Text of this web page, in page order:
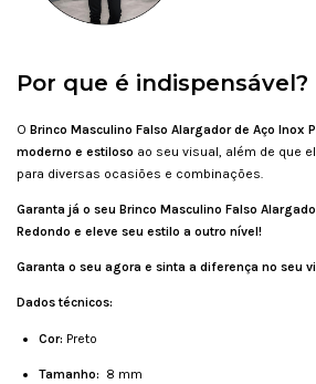
Por que é indispensável?
O Brinco Masculino Falso Alargador de Aço Inox
moderno e estiloso ao seu visual, além de que
para diversas ocasiões e combinações.
Garanta já o seu Brinco Masculino Falso
Redondo e eleve seu estilo a outro nível!
Garanta o seu agora e sinta a diferença no seu
Dados técnicos:
Cor: Preto
Tamanho: 8 mm